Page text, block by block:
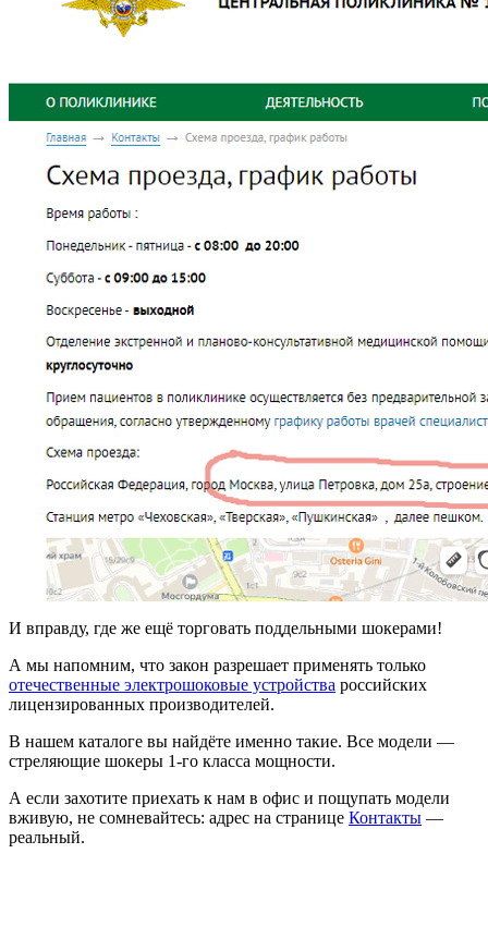
И вправду, где же ещё торговать поддельными шокерами!
А мы напомним, что закон разрешает применять только
отечественные электрошоковые устройства российских
лицензированных производителей.
В нашем каталоге вы найдёте именно такие. Все модели —
стреляющие шокеры 1-го класса мощности.
А если захотите приехать к нам в офис и пощупать модели
вживую, не сомневайтесь: адрес на странице Контакты —
реальный.